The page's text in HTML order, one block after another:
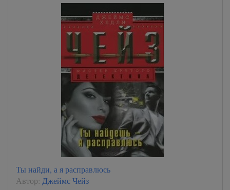
Ты найди, а я расправлюсь
Автор: Джеймс Чейз